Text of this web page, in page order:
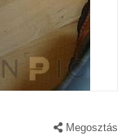
Megosztás